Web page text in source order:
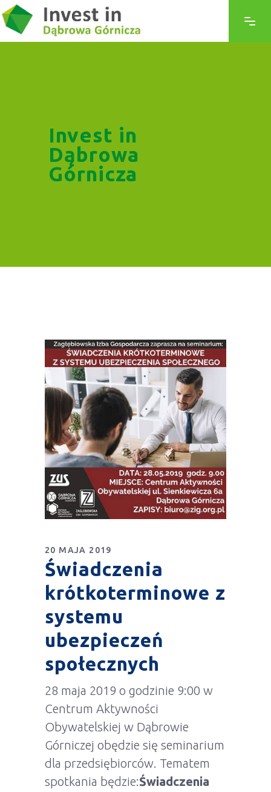
Invest in
Dąbrowa
Górnicza
20 MAJA 2019
Świadczenia
krótkoterminowe z
systemu
ubezpieczeń
społecznych
28 maja 2019 o godzinie 9:00 w
Centrum Aktywności
Obywatelskiej w Dąbrowie
Górniczej obędzie się seminarium
dla przedsiębiorców. Tematem
spotkania będzie:Świadczenia